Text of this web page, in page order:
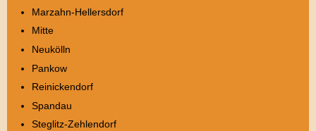
Marzahn-Hellersdorf
Mitte
Neukölln
Pankow
Reinickendorf
Spandau
Steglitz-Zehlendorf